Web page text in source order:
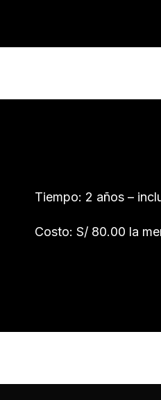
Tiempo: 2 años –
Costo: S/ 80.00 la